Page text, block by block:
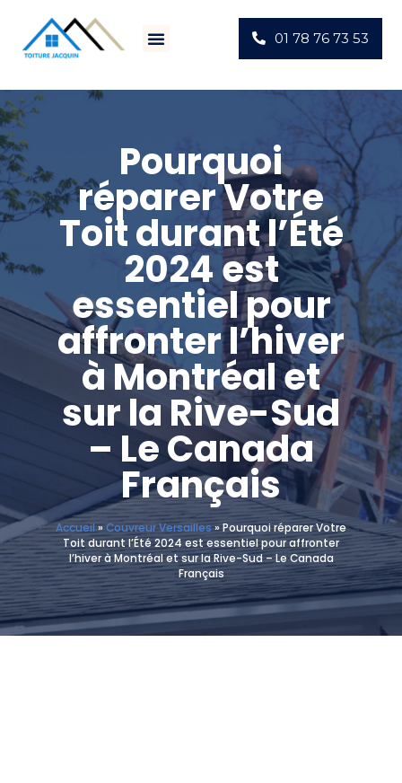
01 78 76 73 53
Pourquoi
réparer Votre
Toit durant l’Été
2024 est
essentiel pour
affronter l’hiver
à Montréal et
sur la Rive-Sud
– Le Canada
Français
Accueil»Couvreur Versailles »Pourquoi réparer Votre
Toit durant l’Été 2024 est essentiel pour affronter
l’hiver à Montréal et sur la Rive-Sud – Le Canada
Français